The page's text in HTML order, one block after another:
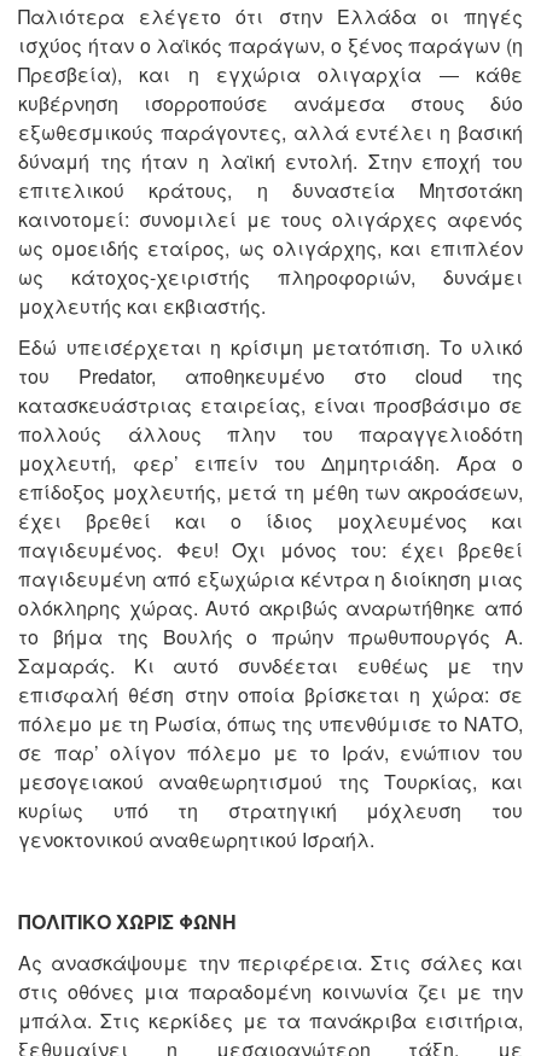
Παλιότερα ελέγετο ότι στην Ελλάδα οι πηγές
ισχύος ήταν ο λαϊκός παράγων, ο ξένος παράγων (η
Πρεσβεία), και η εγχώρια ολιγαρχία ― κάθε
κυβέρνηση ισορροπούσε ανάμεσα στους δύο
εξωθεσμικούς παράγοντες, αλλά εντέλει η βασική
δύναμή της ήταν η λαϊκή εντολή. Στην εποχή του
επιτελικού κράτους, η δυναστεία Μητσοτάκη
καινοτομεί: συνομιλεί με τους ολιγάρχες αφενός
ως ομοειδής εταίρος, ως ολιγάρχης, και επιπλέον
ως κάτοχος-χειριστής πληροφοριών, δυνάμει
μοχλευτής και εκβιαστής.
Εδώ υπεισέρχεται η κρίσιμη μετατόπιση. Το υλικό
του Predator, αποθηκευμένο στο cloud της
κατασκευάστριας εταιρείας, είναι προσβάσιμο σε
πολλούς άλλους πλην του παραγγελιοδότη
μοχλευτή, φερ’ ειπείν του Δημητριάδη. Άρα ο
επίδοξος μοχλευτής, μετά τη μέθη των ακροάσεων,
έχει βρεθεί και ο ίδιος μοχλευμένος και
παγιδευμένος. Φευ! Όχι μόνος του: έχει βρεθεί
παγιδευμένη από εξωχώρια κέντρα η διοίκηση μιας
ολόκληρης χώρας. Αυτό ακριβώς αναρωτήθηκε από
το βήμα της Βουλής ο πρώην πρωθυπουργός Α.
Σαμαράς. Κι αυτό συνδέεται ευθέως με την
επισφαλή θέση στην οποία βρίσκεται η χώρα: σε
πόλεμο με τη Ρωσία, όπως της υπενθύμισε το ΝΑΤΟ,
σε παρ’ ολίγον πόλεμο με το Ιράν, ενώπιον του
μεσογειακού αναθεωρητισμού της Τουρκίας, και
κυρίως υπό τη στρατηγική μόχλευση του
γενοκτονικού αναθεωρητικού Ισραήλ.
ΠΟΛΙΤΙΚΟ ΧΩΡΙΣ ΦΩΝΗ
Ας ανασκάψουμε την περιφέρεια. Στις σάλες και
στις οθόνες μια παραδομένη κοινωνία ζει με την
μπάλα. Στις κερκίδες με τα πανάκριβα εισιτήρια,
ξεθυμαίνει η μεσαιοανώτερη τάξη, με